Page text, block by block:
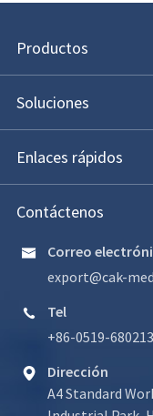
Productos
Soluciones
Enlaces rápidos
Contáctenos

Correo
export@cak-

Tel
+86-0519-

Dirección
A4 Standard